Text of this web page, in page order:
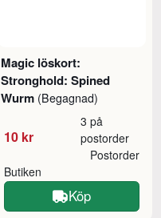
Magic löskort:
Stronghold: Spined
Wurm (Begagnad)
10 kr
3 på
postorder
Butiken
Postorder
Köp